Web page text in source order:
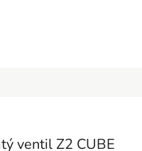
ventil Z2 CUBE